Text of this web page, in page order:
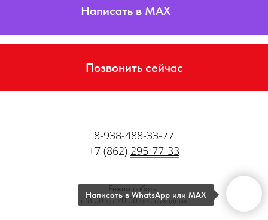
Написать в MAX
Позвонить сейчас
8-938-488-33-77
+7 (862) 295-77-33
Режим работы:
с 8:00 до 20:00 без выходных
Написать в WhatsApp или MAX